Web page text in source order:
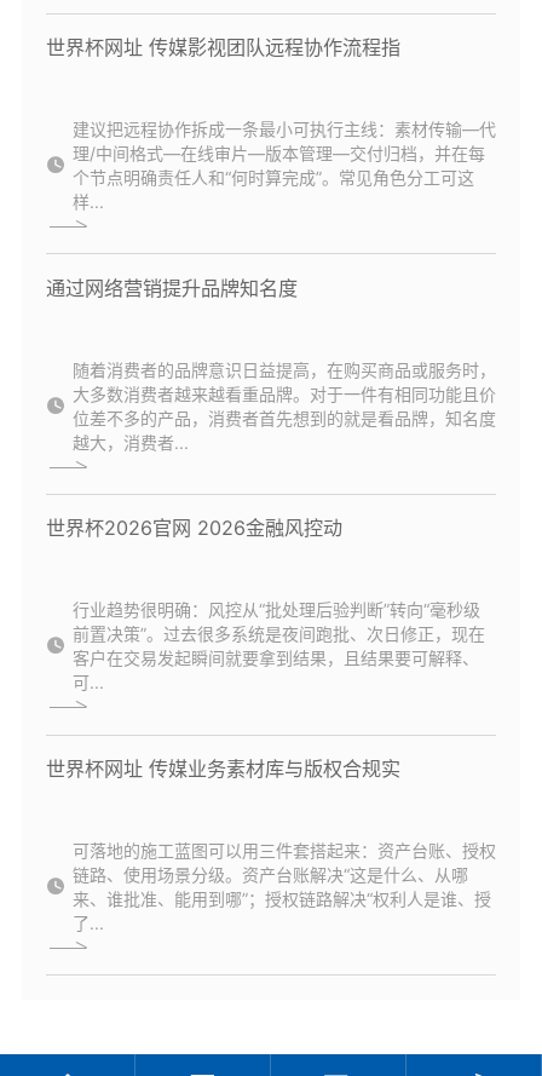
世界杯网址 传媒影视团队远程协作流程指
建议把远程协作拆成一条最小可执行主线：素材传输—代
理/中间格式—在线审片—版本管理—交付归档，并在每
个节点明确责任人和“何时算完成”。常见角色分工可这
样...
通过网络营销提升品牌知名度
随着消费者的品牌意识日益提高，在购买商品或服务时，
大多数消费者越来越看重品牌。对于一件有相同功能且价
位差不多的产品，消费者首先想到的就是看品牌，知名度
越大，消费者...
世界杯2026官网 2026金融风控动
行业趋势很明确：风控从“批处理后验判断”转向“毫秒级
前置决策”。过去很多系统是夜间跑批、次日修正，现在
客户在交易发起瞬间就要拿到结果，且结果要可解释、
可...
世界杯网址 传媒业务素材库与版权合规实
可落地的施工蓝图可以用三件套搭起来：资产台账、授权
链路、使用场景分级。资产台账解决“这是什么、从哪
来、谁批准、能用到哪”；授权链路解决“权利人是谁、授
了...